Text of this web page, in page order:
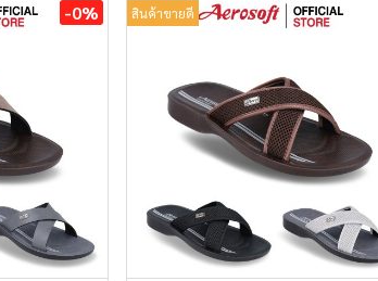
-0% สินค้าขายดี